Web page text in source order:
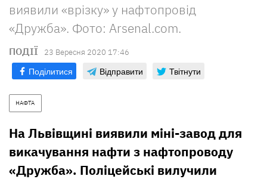
виявили «врізку» у нафтопровід
«Дружба». Фото: Аrsenal.com.
ПОДІЇ 23 Вересня 2020 17:46
Поділитися Відправити Твітнути
НАФТА
На Львівщині виявили міні-завод для
викачування нафти з нафтопроводу
«Дружба». Поліцейські вилучили